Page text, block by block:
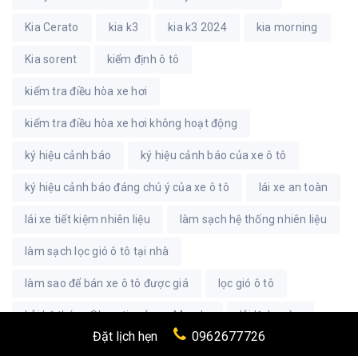
Kia Cerato kia k3 kia k3 2024 kia morning
Kia sorent kiểm định ô tô
kiểm tra điều hòa xe hơi
kiểm tra điều hòa xe hơi không hoạt động
ký hiệu cảnh báo ký hiệu cảnh báo của xe ô tô
ký hiệu cảnh báo đáng chú ý của xe ô tô lái xe an toàn
lái xe tiết kiệm nhiên liệu làm sạch hệ thống nhiên liệu
làm sạch lọc gió ô tô tại nhà
làm sao để bán xe ô tô được giá lọc gió ô tô
Lỗi hệ thóng Skyactiv của xe Mazda lỗi lệch màu
lỗi xe ô tô cần lưu ý
Đặt lịch hẹn 0962677726